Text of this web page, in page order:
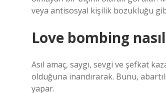
veya antisosyal kişilik bozukluğu
Love bombing nasıl
Asıl amaç, saygı, sevgi ve şefkat
olduğuna inandırarak. Bunu,
yapar.